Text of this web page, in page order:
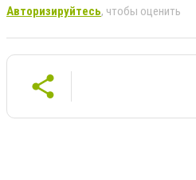
Авторизируйтесь, чтобы оценить